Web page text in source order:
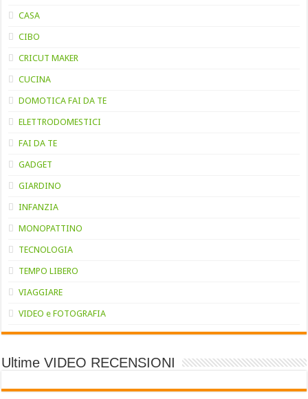
CASA
CIBO
CRICUT MAKER
CUCINA
DOMOTICA FAI DA TE
ELETTRODOMESTICI
FAI DA TE
GADGET
GIARDINO
INFANZIA
MONOPATTINO
TECNOLOGIA
TEMPO LIBERO
VIAGGIARE
VIDEO e FOTOGRAFIA
Ultime VIDEO RECENSIONI